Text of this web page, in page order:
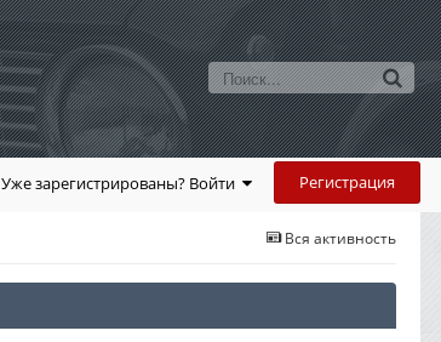
Уже зарегистрированы? Войти Регистрация
Вся активность